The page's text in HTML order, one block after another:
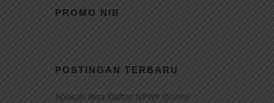
PROMO NIB
POSTINGAN TERBARU
Apakah Bisa Daftar NPWP Online